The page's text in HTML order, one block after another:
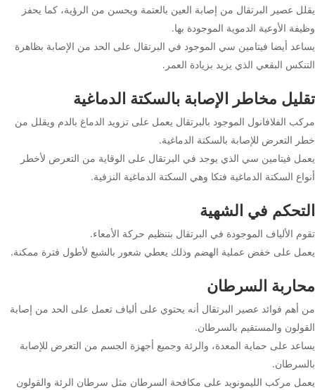
يقلل عصير البرتقال من إصابة العين بالعتمة ويحسن من الرؤية، كما يحفز
وظيفة الأوعية الدموية الموجودة بها.
يساعد أيضا فيتامين سي الموجود في البرتقال على الحد من الإصابة بظاهرة
التنكس البقعي الذي يزيد بزيادة العمر.
تقليل مخاطر الإصابة بالسكتة الدماغية
مركب الفلافانول الموجود بالبرتقال يعمل على تزويد الدماغ بالدم ويقلل من
خطر التعرض للإصابة بالسكتة الدماغية.
يعمل فيتامين سي الذي يوجد في البرتقال على الوقاية من التعرض لأخطر
أنواع السكتة الدماغية فتكا وهي السكتة الدماغية النزفية.
التحكم في الشهية
تقوم الألياف الموجودة في البرتقال بتنظيم حركة الأمعاء.
يعمل على خفض عملية الهضم وذلك يعطي شعور بالشبع لأطول فترة ممكنة.
محاربة السرطان
من أهم فوائد عصير البرتقال أنه يحتوي على ألياف تعمل على الحد من إصابة
القولون والمستقيم بالسرطان.
يساعد على حماية المعدة، والرئة وجميع أجهزة الجسم من التعرض للإصابة
بالسرطان.
يعمل مركب الليمونويد على مكافحة السرطان مثل سرطان الرئة والقولون